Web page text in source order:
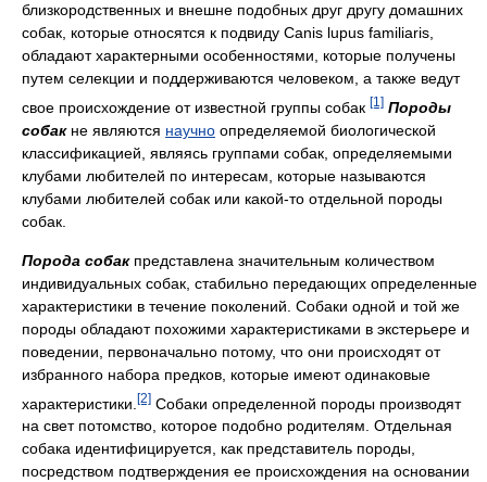
близкородственных и внешне подобных друг другу домашних
собак, которые относятся к подвиду Canis lupus familiaris,
обладают характерными особенностями, которые получены
путем селекции и поддерживаются человеком, а также ведут
свое происхождение от известной группы собак [1] Породы
собакне являются научно определяемой биологической
классификацией, являясь группами собак, определяемыми
клубами любителей по интересам, которые называются
клубами любителей собак или какой-то отдельной породы
собак.
Порода собакпредставлена значительным количеством
индивидуальных собак, стабильно передающих определенные
характеристики в течение поколений. Собаки одной и той же
породы обладают похожими характеристиками в экстерьере и
поведении, первоначально потому, что они происходят от
избранного набора предков, которые имеют одинаковые
характеристики. [2] Собаки определенной породы производят
на свет потомство, которое подобно родителям. Отдельная
собака идентифицируется, как представитель породы,
посредством подтверждения ее происхождения на основании